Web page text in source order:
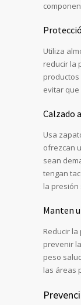
Utiliza
reducir la
evitar que
Calzado
Usa
ofrezcan
sean
tengan
la presión
Manten
Reducir
prevenir
peso
las áreas